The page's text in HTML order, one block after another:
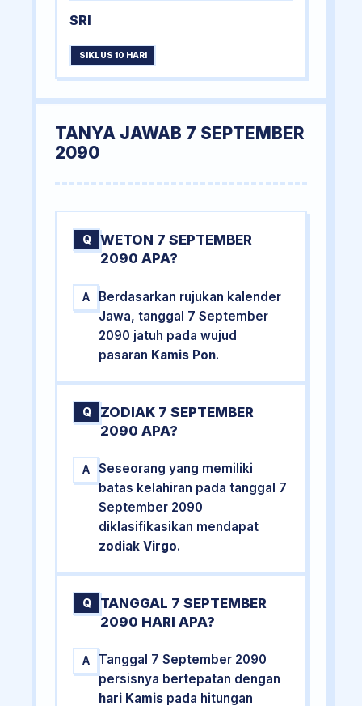
SRI
SIKLUS 10 HARI
TANYA JAWAB 7 SEPTEMBER
2090
Q
WETON 7 SEPTEMBER
2090 APA?
A
Berdasarkan rujukan kalender
Jawa, tanggal 7 September
2090 jatuh pada wujud
pasaran Kamis Pon.
Q
ZODIAK 7 SEPTEMBER
2090 APA?
A
Seseorang yang memiliki
batas kelahiran pada tanggal 7
September 2090
diklasifikasikan mendapat
zodiak Virgo.
Q
TANGGAL 7 SEPTEMBER
2090 HARI APA?
A
Tanggal 7 September 2090
persisnya bertepatan dengan
hari Kamis pada hitungan